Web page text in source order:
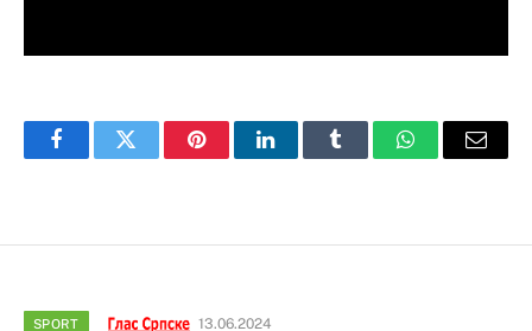
FacebookTwitter PinterestLinkedInTumblr WhatsAppEmail
SPORT 13.06.2024